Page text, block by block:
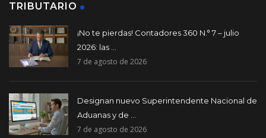
TRIBUTARIO
¡No te pierdas! Contadores 360 N.° 7 – julio
2026: las ...
7 de agosto de 2026
Designan nuevo Superintendente Nacional de
Aduanas y de ...
7 de agosto de 2026